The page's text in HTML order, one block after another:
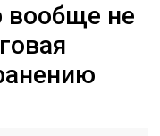
вообще не